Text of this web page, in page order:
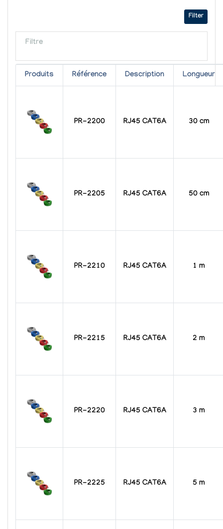
Filter
Filtre
Produits Référence Description Longueur
PR-2200 RJ45 CAT6A 30 cm
PR-2205 RJ45 CAT6A 50 cm
PR-2210 RJ45 CAT6A 1 m
PR-2215 RJ45 CAT6A 2 m
PR-2220 RJ45 CAT6A 3 m
PR-2225 RJ45 CAT6A 5 m